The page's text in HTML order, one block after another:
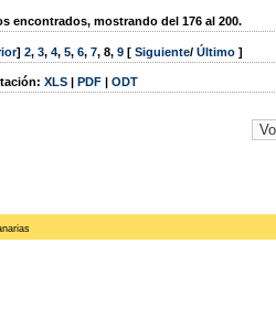
encontrados, mostrando del 176 al 200.
] 2, 3, 4, 5, 6, 7, 8, 9 [ Siguiente/ Último ]
XLS | PDF | ODT